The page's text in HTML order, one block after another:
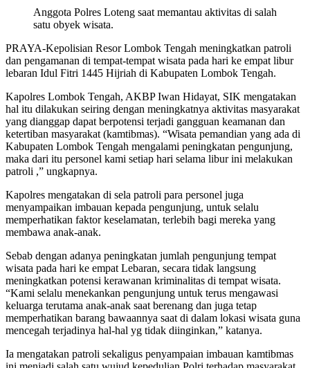
Anggota Polres Loteng saat memantau aktivitas di salah
satu obyek wisata.
PRAYA-Kepolisian Resor Lombok Tengah meningkatkan patroli
dan pengamanan di tempat-tempat wisata pada hari ke empat libur
lebaran Idul Fitri 1445 Hijriah di Kabupaten Lombok Tengah.
Kapolres Lombok Tengah, AKBP Iwan Hidayat, SIK mengatakan
hal itu dilakukan seiring dengan meningkatnya aktivitas masyarakat
yang dianggap dapat berpotensi terjadi gangguan keamanan dan
ketertiban masyarakat (kamtibmas). “Wisata pemandian yang ada di
Kabupaten Lombok Tengah mengalami peningkatan pengunjung,
maka dari itu personel kami setiap hari selama libur ini melakukan
patroli ,” ungkapnya.
Kapolres mengatakan di sela patroli para personel juga
menyampaikan imbauan kepada pengunjung, untuk selalu
memperhatikan faktor keselamatan, terlebih bagi mereka yang
membawa anak-anak.
Sebab dengan adanya peningkatan jumlah pengunjung tempat
wisata pada hari ke empat Lebaran, secara tidak langsung
meningkatkan potensi kerawanan kriminalitas di tempat wisata.
“Kami selalu menekankan pengunjung untuk terus mengawasi
keluarga terutama anak-anak saat berenang dan juga tetap
memperhatikan barang bawaannya saat di dalam lokasi wisata guna
mencegah terjadinya hal-hal yg tidak diinginkan,” katanya.
Ia mengatakan patroli sekaligus penyampaian imbauan kamtibmas